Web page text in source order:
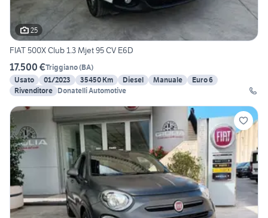
25
FIAT 500X Club 1.3 Mjet 95 CV E6D
17.500 €Triggiano(BA)
Usato
01/2023 35450 Km Diesel Manuale
Euro 6
Rivenditore Donatelli Automotive